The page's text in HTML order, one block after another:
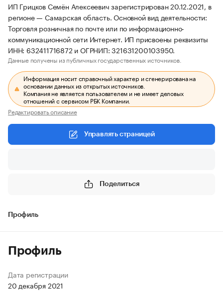
ИП Грицков Семён Алексеевич зарегистрирован 20.12.2021, в
регионе — Самарская область. Основной вид деятельности:
Торговля розничная по почте или по информационно-
коммуникационной сети Интернет. ИП присвоены реквизиты
ИНН: 632411716872 и ОГРНИП: 321631200103950.
Данные получены из публичных государственных источников.
Информация носит справочный характер и сгенерирована на
основании данных из открытых источников.
Компания не является пользователем и не имеет деловых
отношений с сервисом РБК Компании.
Редактировать описание
Управлять страницей
Поделиться
Профиль
Профиль
Дата регистрации
20 декабря 2021